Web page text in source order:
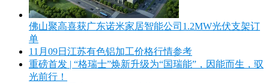
佛山聚高喜获广东诺米家居智能公司1.2MW光伏支架订
单
11月09日江苏有色铝加工价格行情参考
重磅首发 | “格瑞士”焕新升级为“国瑞能”，因能而生，驭
光前行！